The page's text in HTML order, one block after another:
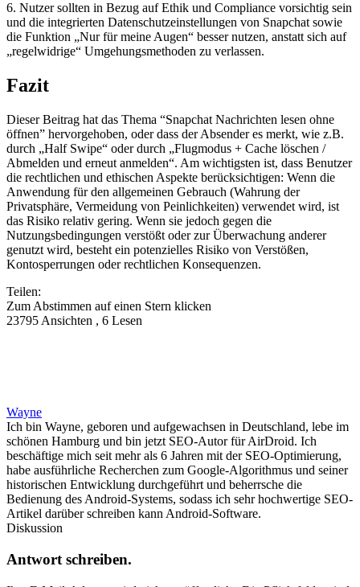
6. Nutzer sollten in Bezug auf Ethik und Compliance vorsichtig sein
und die integrierten Datenschutzeinstellungen von Snapchat sowie
die Funktion „Nur für meine Augen“ besser nutzen, anstatt sich auf
„regelwidrige“ Umgehungsmethoden zu verlassen.
Fazit
Dieser Beitrag hat das Thema “Snapchat Nachrichten lesen ohne
öffnen” hervorgehoben, oder dass der Absender es merkt, wie z.B.
durch „Half Swipe“ oder durch „Flugmodus + Cache löschen /
Abmelden und erneut anmelden“. Am wichtigsten ist, dass Benutzer
die rechtlichen und ethischen Aspekte berücksichtigen: Wenn die
Anwendung für den allgemeinen Gebrauch (Wahrung der
Privatsphäre, Vermeidung von Peinlichkeiten) verwendet wird, ist
das Risiko relativ gering. Wenn sie jedoch gegen die
Nutzungsbedingungen verstößt oder zur Überwachung anderer
genutzt wird, besteht ein potenzielles Risiko von Verstößen,
Kontosperrungen oder rechtlichen Konsequenzen.
Teilen:
Zum Abstimmen auf einen Stern klicken
23795 Ansichten , 6 Lesen
Wayne
Ich bin Wayne, geboren und aufgewachsen in Deutschland, lebe im
schönen Hamburg und bin jetzt SEO-Autor für AirDroid. Ich
beschäftige mich seit mehr als 6 Jahren mit der SEO-Optimierung,
habe ausführliche Recherchen zum Google-Algorithmus und seiner
historischen Entwicklung durchgeführt und beherrsche die
Bedienung des Android-Systems, sodass ich sehr hochwertige SEO-
Artikel darüber schreiben kann Android-Software.
Diskussion
Antwort schreiben.